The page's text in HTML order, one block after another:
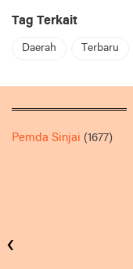
Tag Terkait
Daerah Terbaru
Pemda Sinjai (1677)
‹